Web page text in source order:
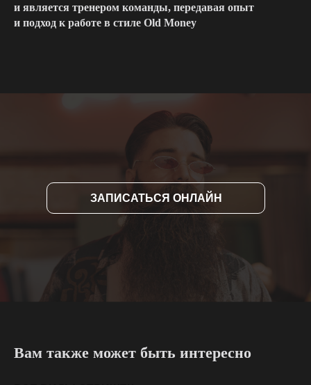
и является тренером команды, передавая опыт
и подход к работе в стиле Old Money
ЗАПИСАТЬСЯ ОНЛАЙН
Вам также может быть интересно